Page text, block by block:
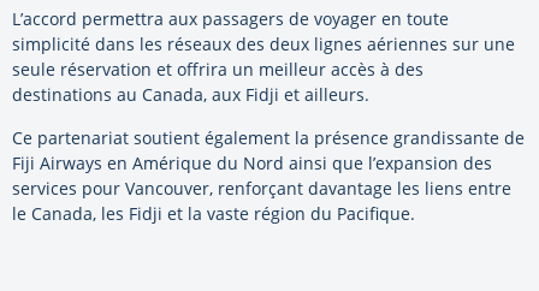
L’accord permettra aux passagers de voyager en toute
simplicité dans les réseaux des deux lignes aériennes sur une
seule réservation et offrira un meilleur accès à des
destinations au Canada, aux Fidji et ailleurs.
Ce partenariat soutient également la présence grandissante de
Fiji Airways en Amérique du Nord ainsi que l’expansion des
services pour Vancouver, renforçant davantage les liens entre
le Canada, les Fidji et la vaste région du Pacifique.